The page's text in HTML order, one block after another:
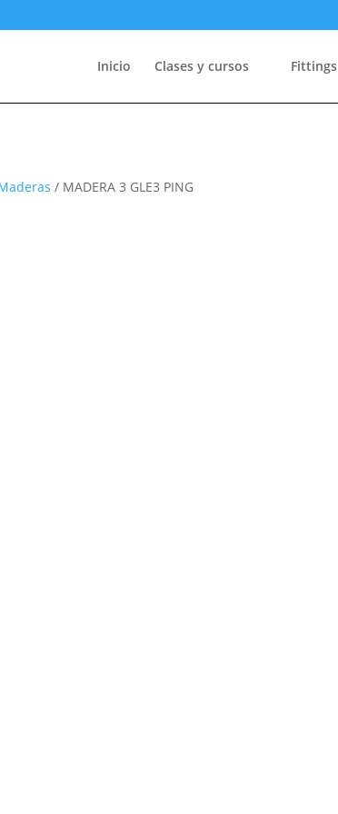
Inicio Clases y cursos Fittings
/ MADERA 3 GLE3 PING